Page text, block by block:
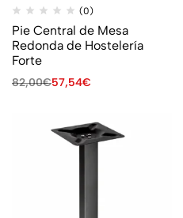
(0)
Pie Central de Mesa
Redonda de Hostelería
Forte
82,00€57,54€